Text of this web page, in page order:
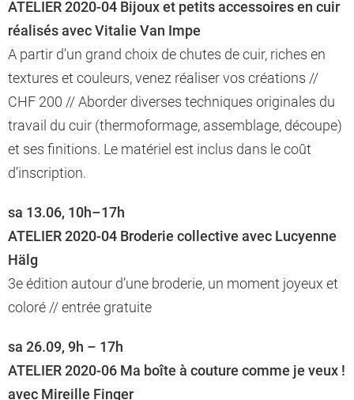
ATELIER 2020-04 Bijoux et petits accessoires en cuir
réalisés avec Vitalie Van Impe
A partir d’un grand choix de chutes de cuir, riches en
textures et couleurs, venez réaliser vos créations //
CHF 200 // Aborder diverses techniques originales du
travail du cuir (thermoformage, assemblage, découpe)
et ses finitions. Le matériel est inclus dans le coût
d’inscription.
sa 13.06, 10h–17h
ATELIER 2020-04 Broderie collective avec Lucyenne
Hälg
3e édition autour d’une broderie, un moment joyeux et
coloré // entrée gratuite
sa 26.09, 9h – 17h
ATELIER 2020-06 Ma boîte à couture comme je veux !
avec Mireille Finger